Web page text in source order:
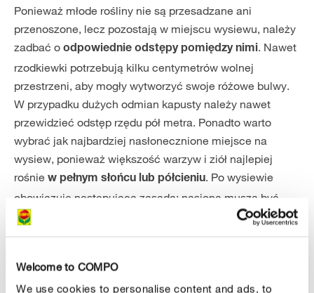
Welcome to COMPO
We use cookies to personalise content and ads, to
Ponieważ młode rośliny nie są przesadzane ani
przenoszone, lecz pozostają w miejscu wysiewu, należy
zadbać o odpowiednie odstępy pomiędzy nimi. Nawet
rzodkiewki potrzebują kilku centymetrów wolnej
przestrzeni, aby mogły wytworzyć swoje różowe bulwy.
W przypadku dużych odmian kapusty należy nawet
przewidzieć odstęp rzędu pół metra. Ponadto warto
wybrać jak najbardziej nasłonecznione miejsce na
wysiew, ponieważ większość warzyw i ziół najlepiej
rośnie w pełnym słońcu lub półcieniu. Po wysiewie
obowiązuje następująca zasada: nasiona muszą być
stale wilgotne, aż do momentu pojawienia się